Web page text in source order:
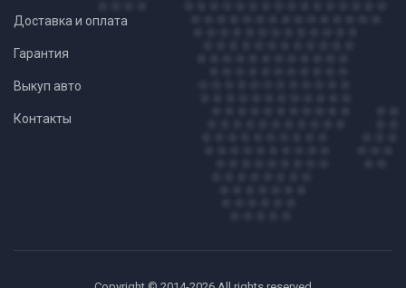
Доставка и оплата
Гарантия
Выкуп авто
Контакты